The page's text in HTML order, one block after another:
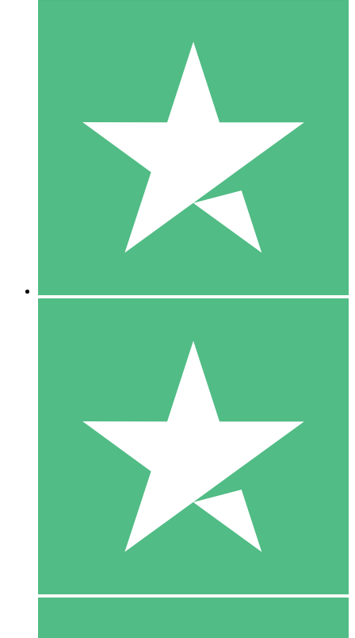
Individuele Creditpakketten
Betaal per gebruik met downloadtegoeden. Geen maandelijkse
1000
10 Downloaden
20 00